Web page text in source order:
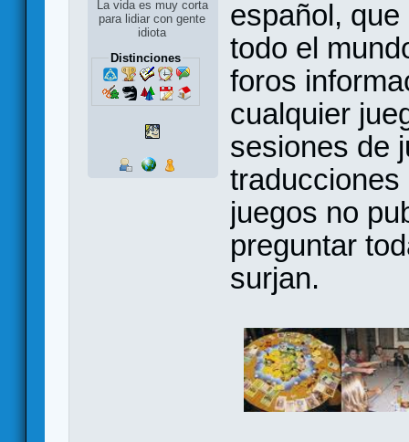
La vida es muy corta
para lidiar con gente
idiota
Distinciones
español,
todo el
foros
cualquier
sesiones de
juegos no
preguntar
surjan.